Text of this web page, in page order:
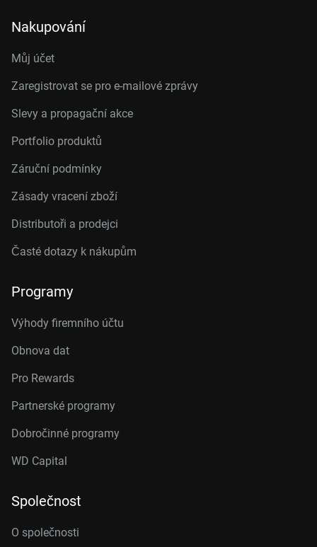
Nakupování
Můj účet
Zaregistrovat se pro e-mailové zprávy
Slevy a propagační akce
Portfolio produktů
Záruční podmínky
Zásady vracení zboží
Distributoři a prodejci
Časté dotazy k nákupům
Programy
Výhody firemního účtu
Obnova dat
Pro Rewards
Partnerské programy
Dobročinné programy
WD Capital
Společnost
O společnosti